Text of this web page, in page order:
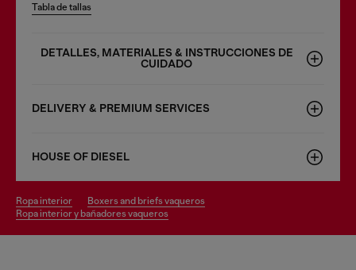
Tabla de tallas
DETALLES, MATERIALES & INSTRUCCIONES DE
CUIDADO
DELIVERY & PREMIUM SERVICES
HOUSE OF DIESEL
ropa interior
boxers and briefs vaqueros
ropa interior y bañadores vaqueros